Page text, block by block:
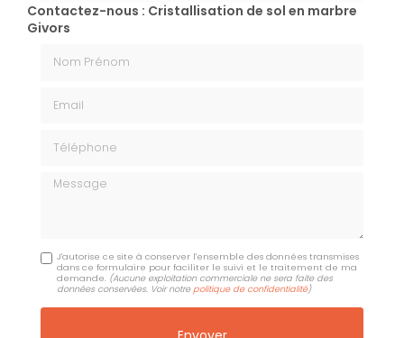
Contactez-nous : Cristallisation de sol en marbre
Givors
Message
J'autorise ce site à conserver l'ensemble des données transmises
dans ce formulaire pour faciliter le suivi et le traitement de ma
demande. (Aucune exploitation commerciale ne sera faite des
données conservées. Voir notre politique de confidentialité)